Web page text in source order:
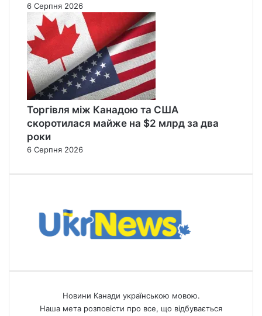
6 Серпня 2026
Торгівля між Канадою та США
скоротилася майже на $2 млрд за два
роки
6 Серпня 2026
Новини Канади українською мовою.
Наша мета розповісти про все, що відбувається